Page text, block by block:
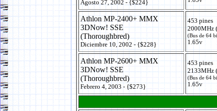
Agosto 27, 2002 - {$224}
Athlon MP-2400+ MMX
3DNow! SSE
(Thoroughbred)
Diciembre 10, 2002 - {$228}
453 pines
2000MHz
(Bus de 64
1.65v
Athlon MP-2600+ MMX
3DNow! SSE
(Thoroughbred)
Febrero 4, 2003 - {$273}
453 pines
2133MHz
(Bus de 64
1.65v